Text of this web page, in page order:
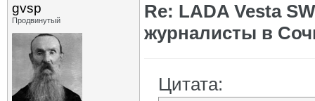
gvsp
Продвинутый
Re: LADA Vesta
журналисты в
Цитата: